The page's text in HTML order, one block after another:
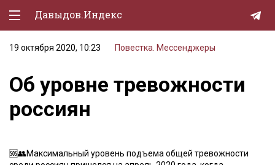
Давыдов.Индекс
Политическая жизнь
Экономика
Природа
Спорт
19 октября 2020, 10:23 Повестка. Мессенджеры
Об уровне тревожности
россиян
🆘👥Максимальный уровень подъема общей тревожности